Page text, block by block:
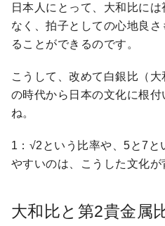
日本人にとって、大和比に
なく、拍子としての心地良
ることができるのです。
こうして、改めて白銀比（
の時代から日本の文化に根
ね。
1：√2という比率や、5と7と
やすいのは、こうした文化が
大和比と第2貴金属